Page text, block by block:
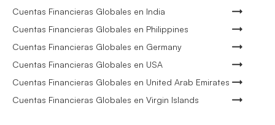
Cuentas Financieras Globales en India
Cuentas Financieras Globales en Philippines
Cuentas Financieras Globales en Germany
Cuentas Financieras Globales en USA
Cuentas Financieras Globales en United Arab Emirates
Cuentas Financieras Globales en Virgin Islands